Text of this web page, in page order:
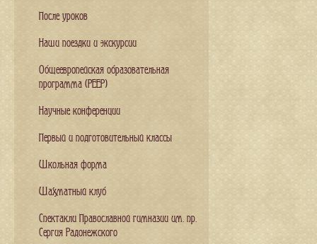
После уроков
Наши поездки и экскурсии
Общеевропейская образовательная
программа (PEEP)
Научные конференции
Первый и подготовительный классы
Школьная форма
Шахматный клуб
Спектакли Православной гимназии им. пр.
Сергия Радонежского